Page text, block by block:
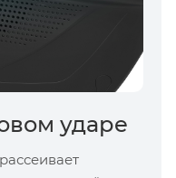
ударе